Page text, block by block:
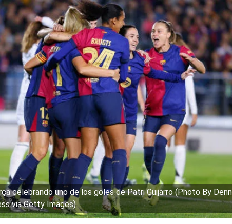
celebrando uno de los goles de Patri Guijarro (Photo By
via Getty Images)